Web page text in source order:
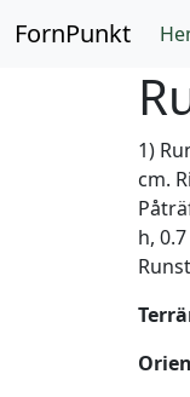
FornPunkt
1)
cm.
h,